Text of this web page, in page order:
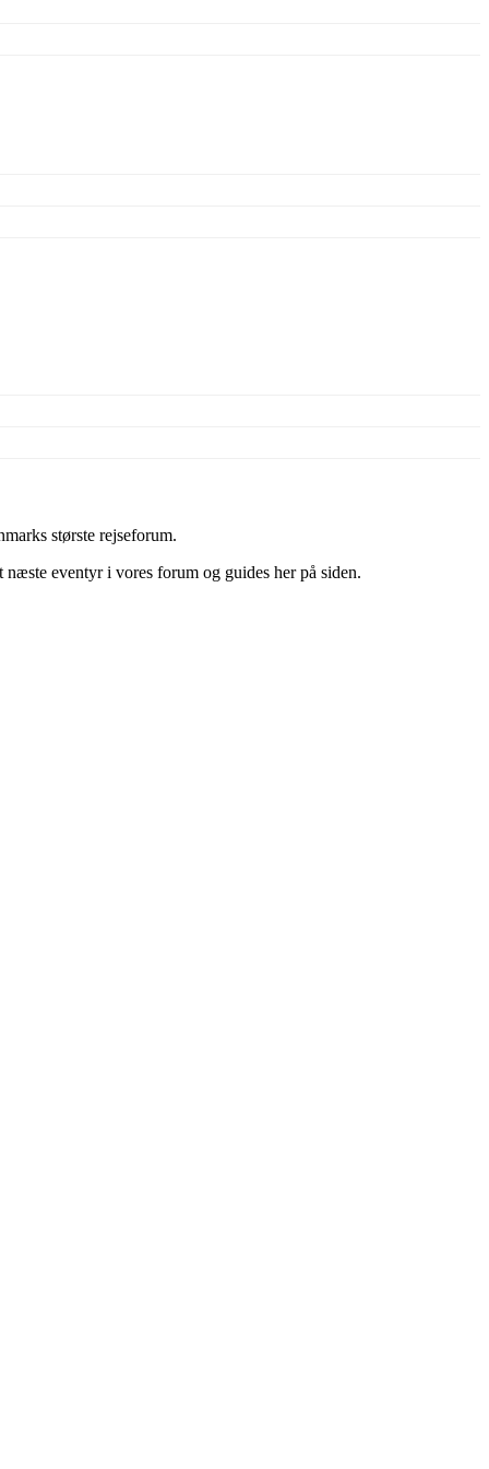
største rejseforum.
eventyr i vores forum og guides her på siden.